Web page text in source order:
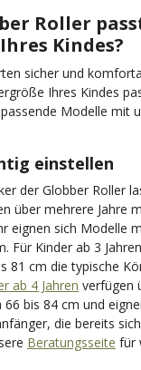
Roller
Kindes?
sicher und
Ihres Kindes
Modelle mit
einstellen
der Globber Roller
über mehrere Jahre
eignen sich Modelle
Für Kinder ab 3
81 cm die typische
ab 4 Jahren verfügen
bis 84 cm und
die bereits
Beratungsseite für